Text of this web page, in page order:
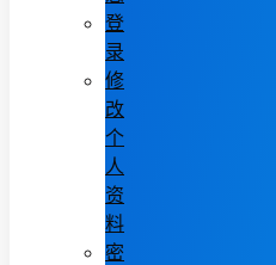
登
录
修
改
个
人
资
料
密